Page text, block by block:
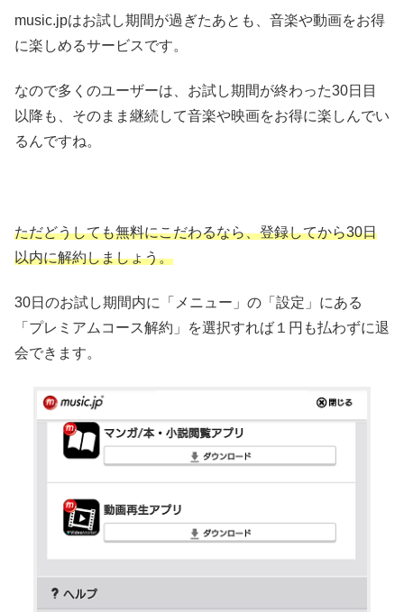
music.jpはお試し期間が過ぎたあとも、音楽や動画をお得
に楽しめるサービスです。
なので多くのユーザーは、お試し期間が終わった30日目
以降も、そのまま継続して音楽や映画をお得に楽しんでい
るんですね。
ただどうしても無料にこだわるなら、登録してから30日
以内に解約しましょう。
30日のお試し期間内に「メニュー」の「設定」にある
「プレミアムコース解約」を選択すれば１円も払わずに退
会できます。